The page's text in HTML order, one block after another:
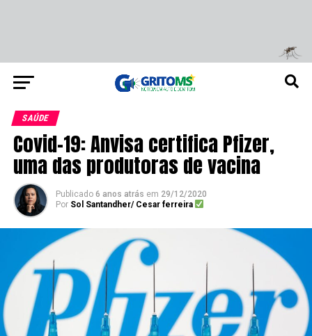
SAÚDE
Covid-19: Anvisa certifica Pfizer,
uma das produtoras de vacina
Publicado 6 anos atrás em 29/12/2020
Por Sol Santandher/ Cesar ferreira